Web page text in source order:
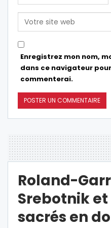
Enregistrez mon nom,
dans ce navigateur
commenterai.
Roland-
Srebotnik
sacrés en